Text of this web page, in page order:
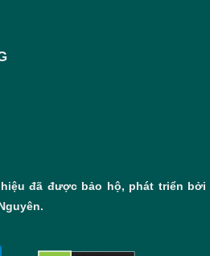
đã được bảo hộ, phát triển bởi